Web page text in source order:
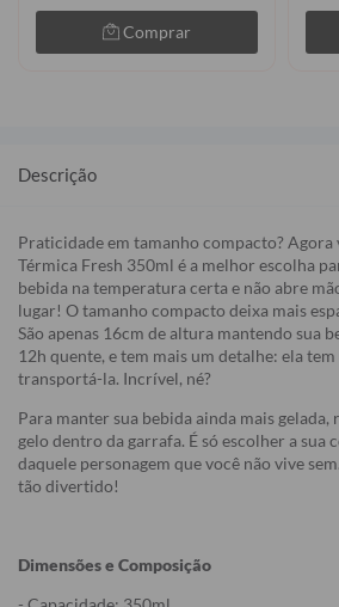
Comprar
Descrição
Praticidade em tamanho compacto? Agora
Térmica Fresh 350ml é a melhor escolha
bebida na temperatura certa e não abre
lugar! O tamanho compacto deixa mais
São apenas 16cm de altura mantendo sua
12h quente, e tem mais um detalhe: ela
transportá-la. Incrível, né?
Para manter sua bebida ainda mais
gelo dentro da garrafa. É só escolher a sua
daquele personagem que você não vive
tão divertido!
Dimensões e Composição